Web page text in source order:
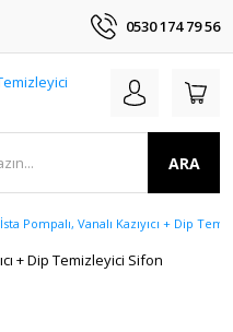
0530 174 79 56
ARA
İsta Pompalı, Vanalı Kazıyıcı + Dip